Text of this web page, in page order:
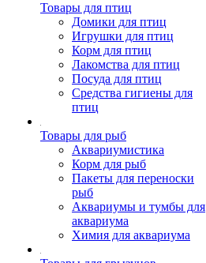
Товары для птиц
Домики для птиц
Игрушки для птиц
Корм для птиц
Лакомства для птиц
Посуда для птиц
Средства гигиены для
птиц
Товары для рыб
Аквариумистика
Корм для рыб
Пакеты для переноски
рыб
Аквариумы и тумбы для
аквариума
Химия для аквариума